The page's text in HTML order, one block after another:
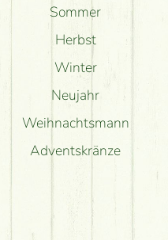
Sommer
Herbst
Winter
Neujahr
Weihnachtsmann
Adventskränze